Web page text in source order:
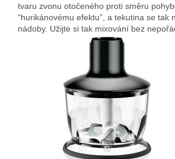
tvaru zvonu otočeného proti směru
“hurikánovému efektu”, a tekutina se tak
nádoby. Užijte si tak mixování bez